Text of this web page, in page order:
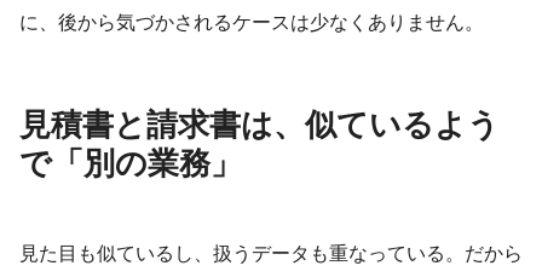
に、後から気づかされるケースは少なくありません。
見積書と請求書は、似ているよう
で「別の業務」
見た目も似ているし、扱うデータも重なっている。だから